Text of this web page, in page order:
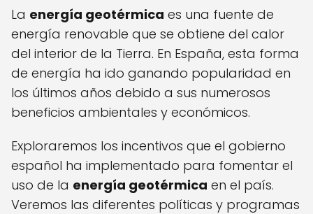
La energía geotérmica es una fuente de
energía renovable que se obtiene del calor
del interior de la Tierra. En España, esta forma
de energía ha ido ganando popularidad en
los últimos años debido a sus numerosos
beneficios ambientales y económicos.
Exploraremos los incentivos que el gobierno
español ha implementado para fomentar el
uso de la energía geotérmica en el país.
Veremos las diferentes políticas y programas